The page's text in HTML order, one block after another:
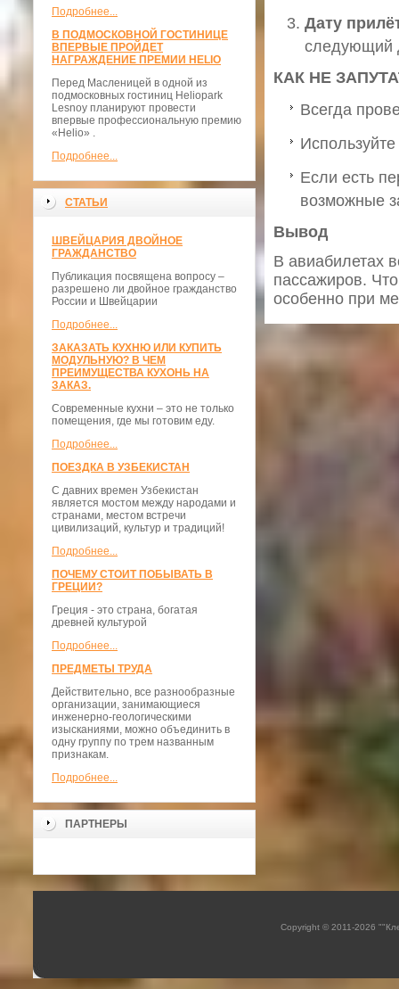
Подробнее...
В ПОДМОСКОВНОЙ ГОСТИНИЦЕ
ВПЕРВЫЕ ПРОЙДЕТ
НАГРАЖДЕНИЕ ПРЕМИИ HELIO
Перед Масленицей в одной из
подмосковных гостиниц Heliopark
Lesnoy планируют провести
впервые профессиональную премию
«Helio» .
Подробнее...
СТАТЬИ
ШВЕЙЦАРИЯ ДВОЙНОЕ
ГРАЖДАНСТВО
Публикация посвящена вопросу –
разрешено ли двойное гражданство
России и Швейцарии
Подробнее...
ЗАКАЗАТЬ КУХНЮ ИЛИ КУПИТЬ
МОДУЛЬНУЮ? В ЧЕМ
ПРЕИМУЩЕСТВА КУХОНЬ НА
ЗАКАЗ.
Современные кухни – это не только
помещения, где мы готовим еду.
Подробнее...
ПОЕЗДКА В УЗБЕКИСТАН
С давних времен Узбекистан
является мостом между народами и
странами, местом встречи
цивилизаций, культур и традиций!
Подробнее...
ПОЧЕМУ СТОИТ ПОБЫВАТЬ В
ГРЕЦИИ?
Греция - это страна, богатая
древней культурой
Подробнее...
ПРЕДМЕТЫ ТРУДА
Действительно, все разнообразные
организации, занимающиеся
инженерно-геологическими
изысканиями, можно объединить в
одну группу по трем названным
признакам.
Подробнее...
ПАРТНЕРЫ
Дату
следующий
КАК НЕ
Всегда
Если есть
возможные
Вывод
В авиабилетах
пассажиров.
особенно при
Copyright © 2011-2026